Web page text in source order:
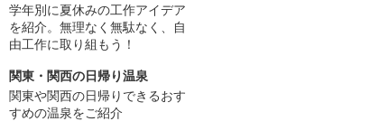
学年別に夏休みの工作アイデア
を紹介。無理なく無駄なく、自
由工作に取り組もう！
関東・関西の日帰り温泉
関東や関西の日帰りできるおす
すめの温泉をご紹介